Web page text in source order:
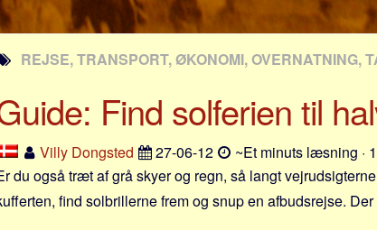
REJSE, TRANSPORT, ØKONOMI, OVERNATNING,
Find solferien til
Villy Dongsted 27-06-12
~Et minuts læsning ·
du også træt af grå skyer og regn, så langt
find solbrillerne frem og snup en afbudsrejse.